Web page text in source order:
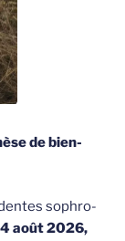
de bien-
sophro-
août 2026,